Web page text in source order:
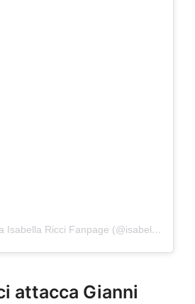
Un post condiviso da Isabella Ricci Fanpage (@isabellaricci.fanpage)
attacca Gianni